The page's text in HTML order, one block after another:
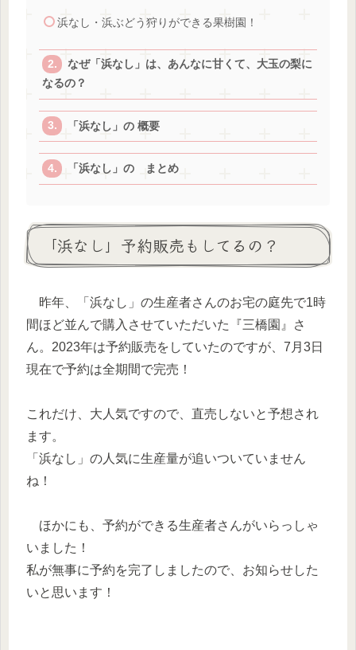
浜なし・浜ぶどう狩りができる果樹園！
なぜ「浜なし」は、あんなに甘くて、大玉の梨に
なるの？
「浜なし」の 概要
「浜なし」の まとめ
「浜なし」予約販売もしてるの？
昨年、「浜なし」の生産者さんのお宅の庭先で1時
間ほど並んで購入させていただいた『三橋園』さ
ん。2023年は予約販売をしていたのですが、7月3日
現在で予約は全期間で完売！
これだけ、大人気ですので、直売しないと予想され
ます。
「浜なし」の人気に生産量が追いついていません
ね！
ほかにも、予約ができる生産者さんがいらっしゃ
いました！
私が無事に予約を完了しましたので、お知らせした
いと思います！